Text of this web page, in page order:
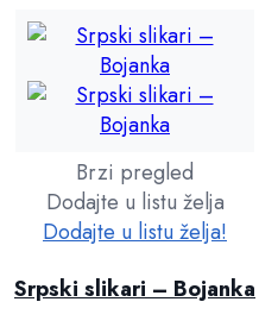
Brzi pregled
Dodajte u listu želja
Dodajte u listu želja!
Srpski slikari – Bojanka